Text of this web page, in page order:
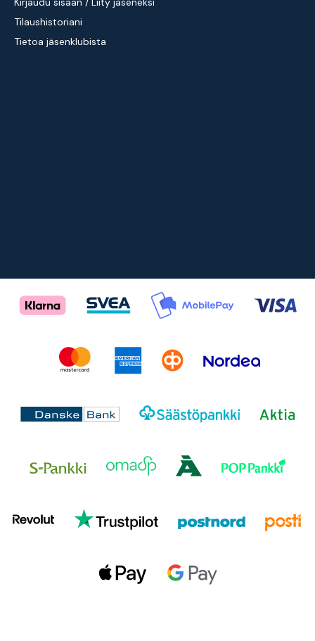
Tilaushistoriani
Tietoa jäsenklubista